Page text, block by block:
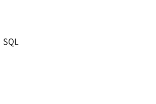
SQL